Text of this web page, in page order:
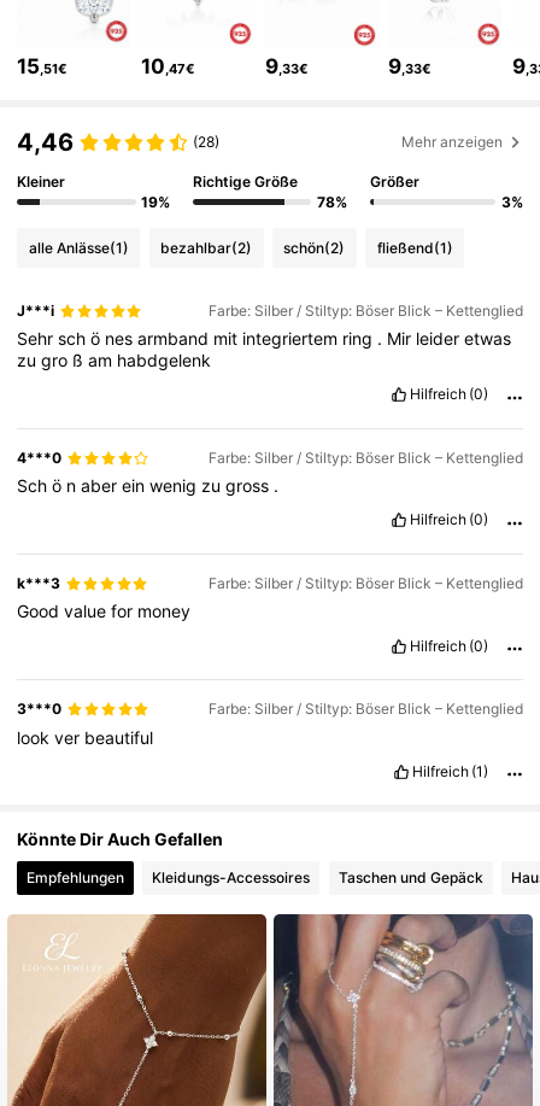
4K Follower
4,72 4K Follower
4,72
15 ,51€ 10 ,47€ 9,33€ 9 ,33€ 9
4,46 (28) Mehr anzeigen
Kleiner
19%
Richtige Größe
78%
Größer
3%
alle Anlässe(1) bezahlbar(2) schön(2) fließend(1)
J***i Farbe: Silber / Stiltyp: Böser Blick – Kettenglied
Sehrschö nesarmband mit integriertem ring . Mir leideretwas
zugro ßam habdgelenk
Hilfreich (0)
4***0 Farbe: Silber / Stiltyp: Böser Blick – Kettenglied
Schö nabereinwenig zugross .
Hilfreich (0)
k***3 Farbe: Silber / Stiltyp: Böser Blick – Kettenglied
Goodvaluefor money
Hilfreich (0)
3***0 Farbe: Silber / Stiltyp: Böser Blick – Kettenglied
lookver beautiful
Hilfreich (1)
Könnte Dir Auch Gefallen
Empfehlungen Kleidungs-Accessoires Taschen und Gepäck